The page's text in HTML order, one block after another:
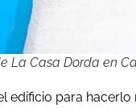
La Casa Dorda en
edificio para